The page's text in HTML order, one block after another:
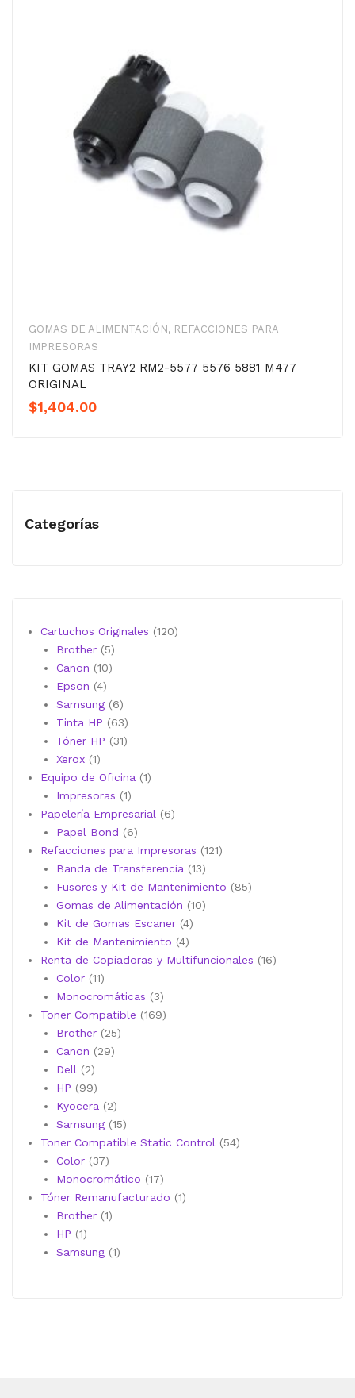
GOMAS DE ALIMENTACIÓN, REFACCIONES PARA
IMPRESORAS
KIT GOMAS TRAY2 RM2-5577 5576 5881 M477
ORIGINAL
$1,404.00
Categorías
Cartuchos Originales 120120
Brother 55
productos
Canon 1010
Epson 44
productos
Samsung 66
productos
Tinta HP 6363
productos
Tóner HP 3131
Xerox 11
producto
Equipo de Oficina 11
Impresoras 11
producto
Papelería Empresarial 66
Papel Bond 66
productos
Refacciones para Impresoras 121121
Banda de Transferencia 1313
productos
Fusores y Kit de Mantenimiento 8585
Gomas de Alimentación 1010
Kit de Gomas Escaner 44
Kit de Mantenimiento 44
productos
Renta de Copiadoras y Multifuncionales 1616
Color 1111
productos
Monocromáticas 33
productos
Toner Compatible 169169
Brother 2525
Canon 2929
Dell 22
productos
HP 9999
productos
Kyocera 22
productos
Samsung 1515
productos
Toner Compatible Static Control 5454
Color 3737
productos
Monocromático 1717
productos
Tóner Remanufacturado 11
Brother 11
HP 11
producto
Samsung 11